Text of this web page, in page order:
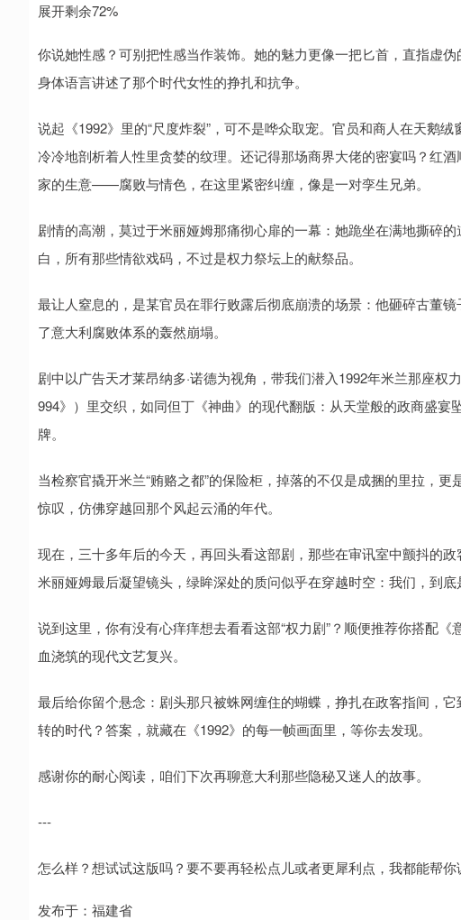
展开剩余72%
你说她性感？可别把性感当作装饰。她的魅力更像一把匕首，直指虚伪
身体语言讲述了那个时代女性的挣扎和抗争。
说起《1992》里的“尺度炸裂”，可不是哗众取宠。官员和商人在天鹅
冷冷地剖析着人性里贪婪的纹理。还记得那场商界大佬的密宴吗？红
家的生意——腐败与情色，在这里紧密纠缠，像是一对孪生兄弟。
剧情的高潮，莫过于米丽娅姆那痛彻心扉的一幕：她跪坐在满地撕碎
白，所有那些情欲戏码，不过是权力祭坛上的献祭品。
最让人窒息的，是某官员在罪行败露后彻底崩溃的场景：他砸碎古董
了意大利腐败体系的轰然崩塌。
剧中以广告天才莱昂纳多·诺德为视角，带我们潜入1992年米兰那座权
994》）里交织，如同但丁《神曲》的现代翻版：从天堂般的政商盛
牌。
当检察官撬开米兰“贿赂之都”的保险柜，掉落的不仅是成捆的里拉，
惊叹，仿佛穿越回那个风起云涌的年代。
现在，三十多年后的今天，再回头看这部剧，那些在审讯室中颤抖的
米丽娅姆最后凝望镜头，绿眸深处的质问似乎在穿越时空：我们，到
说到这里，你有没有心痒痒想去看看这部“权力剧”？顺便推荐你搭配
血浇筑的现代文艺复兴。
最后给你留个悬念：剧头那只被蛛网缠住的蝴蝶，挣扎在政客指间，
转的时代？答案，就藏在《1992》的每一帧画面里，等你去发现。
感谢你的耐心阅读，咱们下次再聊意大利那些隐秘又迷人的故事。
---
怎么样？想试试这版吗？要不要再轻松点儿或者更犀利点，我都能帮你
发布于：福建省